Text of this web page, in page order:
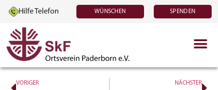
Hilfe Telefon WÜNSCHEN SPENDEN
VORIGER NÄCHSTER